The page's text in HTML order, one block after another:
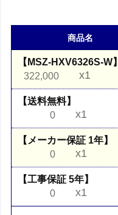
商品名
【MSZ-HXV6326S-W】
322,000
x1
【送料無料】
0
x1
【メーカー保証 1年】
0
x1
【工事保証 5年】
0
x1